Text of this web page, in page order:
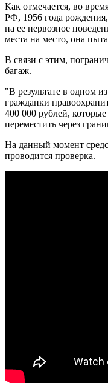
Как отмечается, во
РФ, 1956 года
на ее нервозное
места на место, она
В связи с этим,
багаж.
"В результате в одном
гражданки
400 000 рублей,
переместить через
На данный момент
проводится проверка.